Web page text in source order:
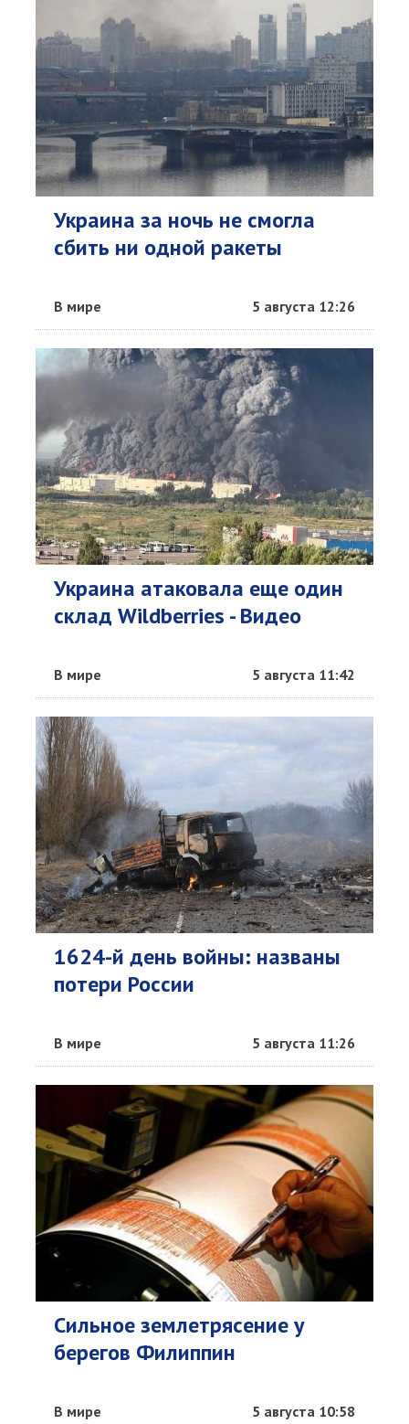
Украина за ночь не смогла
сбить ни одной ракеты
В мире 5 августа 12:26
Украина атаковала еще один
склад Wildberries - Видео
В мире 5 августа 11:42
1624-й день войны: названы
потери России
В мире 5 августа 11:26
Сильное землетрясение у
берегов Филиппин
В мире 5 августа 10:58